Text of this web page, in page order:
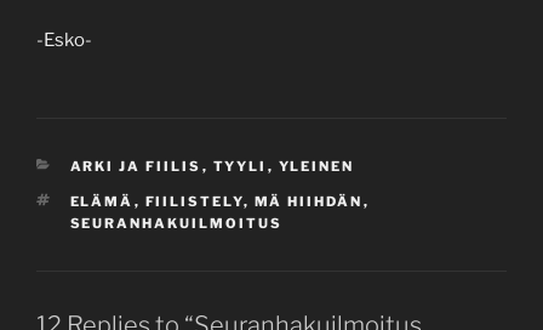
-Esko-
CATEGORIES
ARKI JA FIILIS , TYYLI , YLEINEN
TAGS
ELÄMÄ , FIILISTELY, MÄ HIIHDÄN ,
SEURANHAKUILMOITUS